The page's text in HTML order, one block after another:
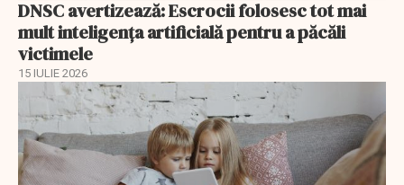
DNSC avertizează: Escrocii folosesc tot mai
mult inteligența artificială pentru a păcăli
victimele
15 IULIE 2026